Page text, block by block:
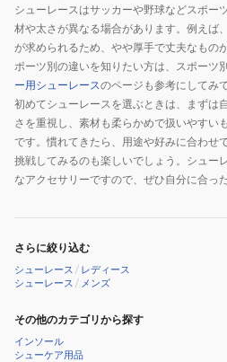
シューレースはサッカーや野球などスポー
材や太さが異なる場合があります。例えば
が求められるため、やや厚手で丈夫なもの
ポーツ別の違いを知りたい方は、スポーツ
ー用シューレースのページも参考にしてみ
初めてシューレースを選ぶときは、まずは
さを重視し、素材も柔らかめで扱いやすい
です。慣れてきたら、用途や好みに合わせ
挑戦してみるのも楽しいでしょう。シュー
なアクセサリーですので、ぜひ自分に合っ
さらに絞り込む
シューレース / レディース
シューレース / メンズ
その他のカテゴリから探す
インソール
シューケア用品